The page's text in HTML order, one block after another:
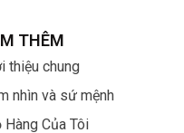
THÊM
thiệu chung
nhìn và sứ mệnh
Hàng Của Tôi